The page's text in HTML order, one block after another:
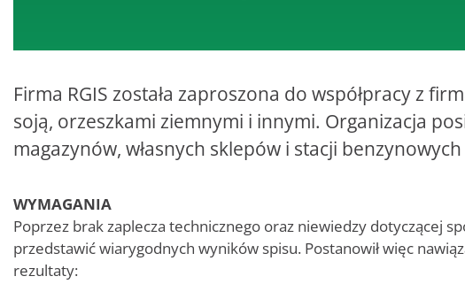
Firma RGIS została zaproszona do współpracy z
soją, orzeszkami ziemnymi i innymi. Organizacja
magazynów, własnych sklepów i stacji
WYMAGANIA
Poprzez brak zaplecza technicznego oraz niewiedzy dotyczącej
przedstawić wiarygodnych wyników spisu. Postanowił więc
rezultaty: